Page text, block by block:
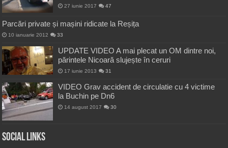
27 iunie 2017 47
Parcări private și mașini ridicate la Reșița
10 ianuarie 2012 33
UPDATE VIDEO A mai plecat un OM dintre noi,
părintele Nicoară slujește în ceruri
17 iunie 2013 31
VIDEO Grav accident de circulatie cu 4 victime
la Buchin pe Dn6
14 august 2017 30
Social Links